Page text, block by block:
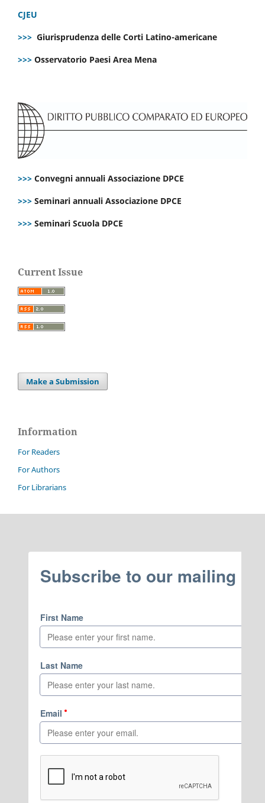
CJEU
>>> Giurisprudenza delle Corti Latino-americane
>>> Osservatorio Paesi Area Mena
>>> Convegni annuali Associazione DPCE
>>> Seminari annuali Associazione DPCE
>>> Seminari Scuola DPCE
Current Issue
Make a Submission
Information
For Readers
For Authors
For Librarians